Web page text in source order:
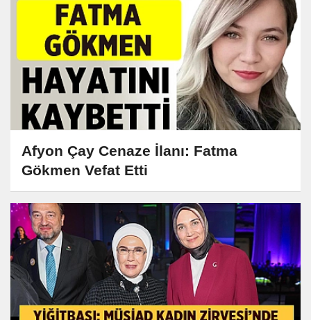
Afyon Çay Cenaze İlanı: Fatma
Gökmen Vefat Etti